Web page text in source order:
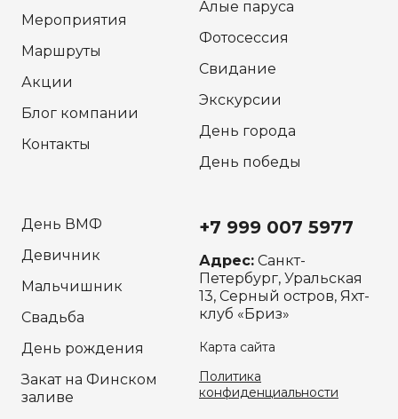
Мероприятия
Маршруты
Акции
Блог компании
Контакты
Алые паруса
Фотосессия
Свидание
Экскурсии
День города
День победы
День ВМФ
Девичник
Мальчишник
Свадьба
День рождения
Закат на Финском
заливе
+7 999 007 5977
Адрес: Санкт-
Петербург, Уральская
13, Серный остров, Яхт-
клуб «Бриз»
Карта сайта
Политика
конфиденциальности